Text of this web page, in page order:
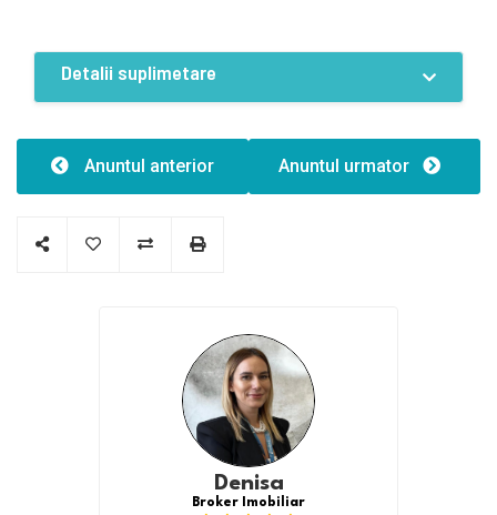
Detalii suplimetare
Număr de fațade:1
Anuntul anterior Anuntul urmator
Denisa
Broker Imobiliar